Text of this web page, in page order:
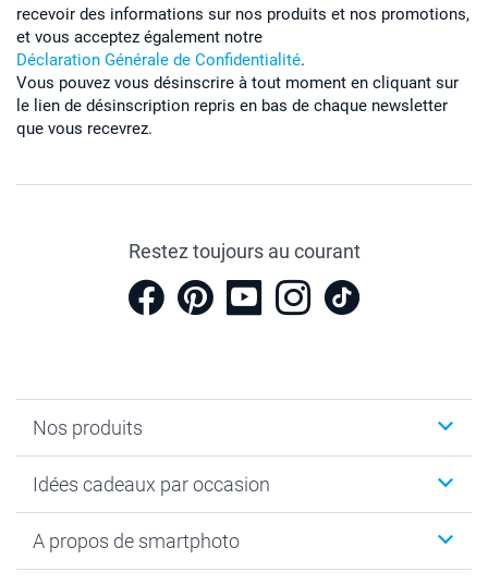
recevoir des informations sur nos produits et nos promotions,
et vous acceptez également notre
Déclaration Générale de Confidentialité.
Vous pouvez vous désinscrire à tout moment en cliquant sur
le lien de désinscription repris en bas de chaque newsletter
que vous recevrez.
Restez toujours au courant
Nos produits
Calendrier photo & Agenda photo
Tirage photo & agrandissement
Idées cadeaux par occasion
Anniversaire
A propos de smartphoto